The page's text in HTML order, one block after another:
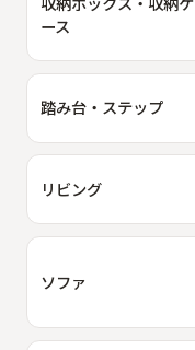
収納ボックス・収納ケ
ース
踏み台・ステップ
リビング
ソファ